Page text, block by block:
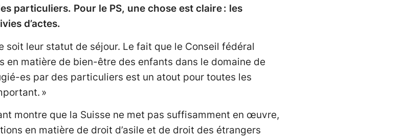
particuliers. Pour le PS, une chose est claire : les
d’actes.
soit leur statut de séjour. Le fait que le Conseil fédéral
en matière de bien-être des enfants dans le domaine de
es par des particuliers est un atout pour toutes les
»
montre que la Suisse ne met pas suffisamment en œuvre,
en matière de droit d’asile et de droit des étrangers